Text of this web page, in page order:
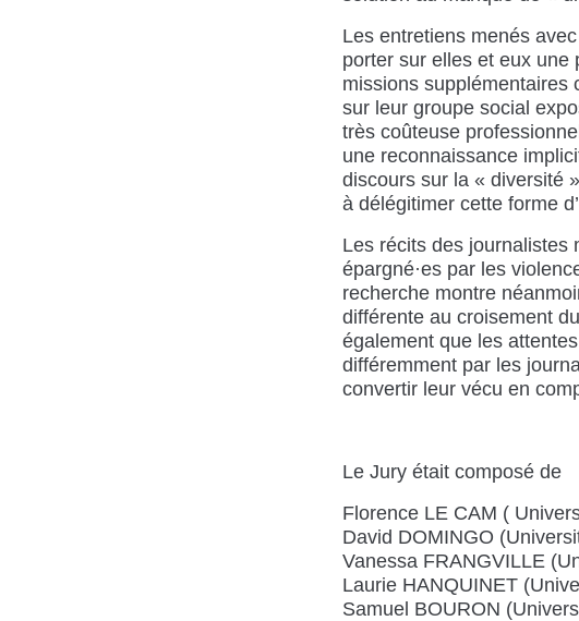
Les entretiens menés
porter sur elles et eux une
missions supplémentaires
sur leur groupe social
très coûteuse
une reconnaissance
discours sur la « diversité
à délégitimer cette forme
Les récits des journalistes
épargné·es par les
recherche montre
différente au croisement
également que les
différemment par les
convertir leur vécu en
Le Jury était composé de
Florence LE CAM (
David DOMINGO
Vanessa FRANGVILLE
Laurie HANQUINET
Samuel BOURON